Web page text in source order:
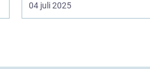
04 juli 2025